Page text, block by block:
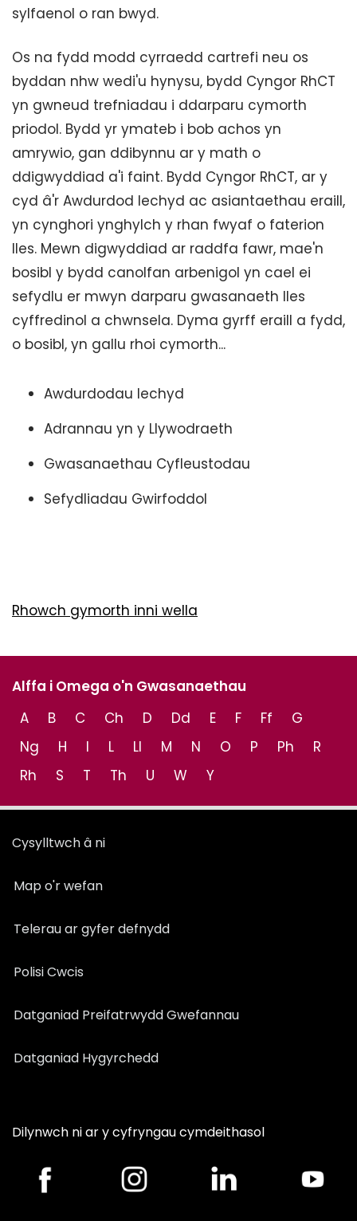
sylfaenol o ran bwyd.
Os na fydd modd cyrraedd cartrefi neu os
byddan nhw wedi'u hynysu, bydd Cyngor RhCT
yn gwneud trefniadau i ddarparu cymorth
priodol. Bydd yr ymateb i bob achos yn
amrywio, gan ddibynnu ar y math o
ddigwyddiad a'i faint. Bydd Cyngor RhCT, ar y
cyd â'r Awdurdod Iechyd ac asiantaethau eraill,
yn cynghori ynghylch y rhan fwyaf o faterion
lles. Mewn digwyddiad ar raddfa fawr, mae'n
bosibl y bydd canolfan arbenigol yn cael ei
sefydlu er mwyn darparu gwasanaeth lles
cyffredinol a chwnsela. Dyma gyrff eraill a fydd,
o bosibl, yn gallu rhoi cymorth...
Awdurdodau Iechyd
Adrannau yn y Llywodraeth
Gwasanaethau Cyfleustodau
Sefydliadau Gwirfoddol
Rhowch gymorth inni wella
Alffa i Omega o'n Gwasanaethau
A
B C Ch D Dd E F Ff
G
Ng
H I L Ll M N O P Ph
R
Rh
S T Th U W Y
Cysylltwch â ni
Map o'r wefan
Telerau ar gyfer defnydd
Polisi Cwcis
Datganiad Preifatrwydd Gwefannau
Datganiad Hygyrchedd
Dilynwch ni ar y cyfryngau cymdeithasol